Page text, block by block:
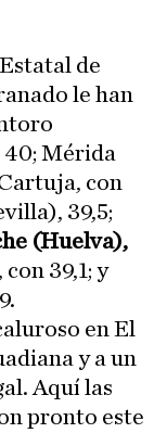
de
le han
40; Mérida
con
39,5;
(Huelva),
39,1; y
en El
y a un
Aquí las
pronto este